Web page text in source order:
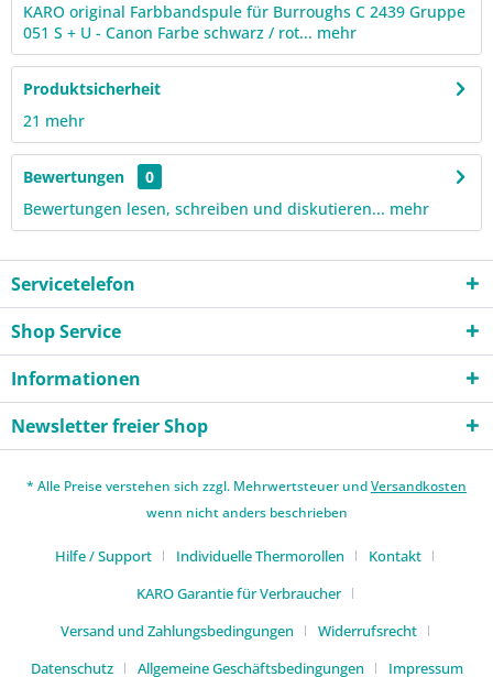
KARO original Farbbandspule für Burroughs C 2439 Gruppe
051 S + U - Canon Farbe schwarz / rot... mehr
Produktsicherheit
21 mehr
Bewertungen
0
Bewertungen lesen, schreiben und diskutieren... mehr
Servicetelefon
Shop Service
Informationen
Newsletter freier Shop
* Alle Preise verstehen sich zzgl. Mehrwertsteuer undVersandkosten
wenn nicht anders beschrieben
Hilfe / Support Individuelle Thermorollen
Kontakt
KARO Garantie für Verbraucher
Versand und Zahlungsbedingungen
Widerrufsrecht
Datenschutz
Allgemeine Geschäftsbedingungen Impressum